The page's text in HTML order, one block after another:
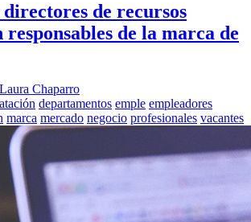
directores de recursos
responsables de la marca de
Laura Chaparro
departamentos emple empleadores
marca mercado negocio profesionales vacantes